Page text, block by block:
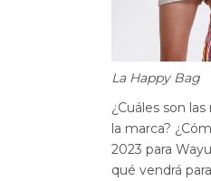
La Happy Bag
¿Cuáles son
la marca?
2023 para
qué vendrá